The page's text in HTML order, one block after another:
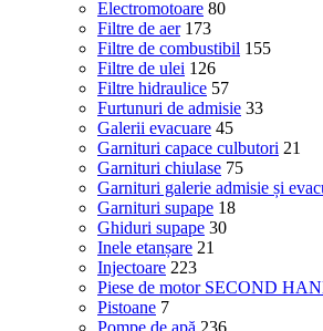
Electromotoare 80
Filtre de aer 173
Filtre de combustibil 155
Filtre de ulei 126
Filtre hidraulice 57
Furtunuri de admisie 33
Galerii evacuare 45
Garnituri capace culbutori 21
Garnituri chiulase 75
Garnituri galerie admisie și
Garnituri supape 18
Ghiduri supape 30
Inele etanșare 21
Injectoare 223
Piese de motor SECOND
Pistoane 7